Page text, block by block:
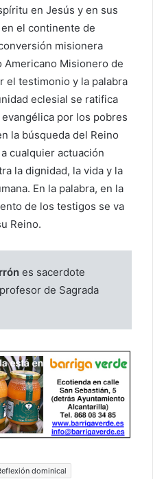
en Jesús y en sus
el continente de
misionera
Americano Misionero de
el testimonio y la palabra
eclesial se ratifica
por los pobres
la búsqueda del Reino
cualquier actuación
la dignidad, la vida y la
En la palabra, en la
de los testigos se va
Reino.
es sacerdote
de Sagrada
dominical